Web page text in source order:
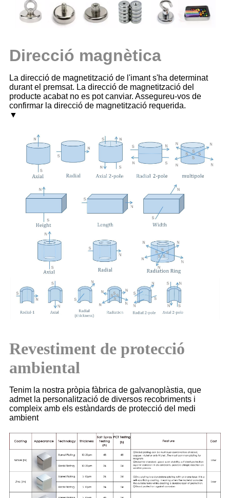
Direcció magnètica
La direcció de magnetització de l'imant s'ha determinat
durant el premsat. La direcció de magnetització del
producte acabat no es pot canviar. Assegureu-vos de
confirmar la direcció de magnetització requerida.
▼
Revestiment de protecció
ambiental
Tenim la nostra pròpia fàbrica de galvanoplàstia, que
admet la personalització de diversos recobriments i
compleix amb els estàndards de protecció del medi
ambient